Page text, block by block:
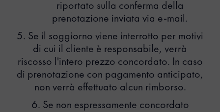
riportato sulla conferma della
prenotazione inviata via e-mail.
5. Se il soggiorno viene interrotto per motivi
di cui il cliente è responsabile, verrà
riscosso l'intero prezzo concordato. In caso
di prenotazione con pagamento anticipato,
non verrà effettuato alcun rimborso.
6. Se non espressamente concordato